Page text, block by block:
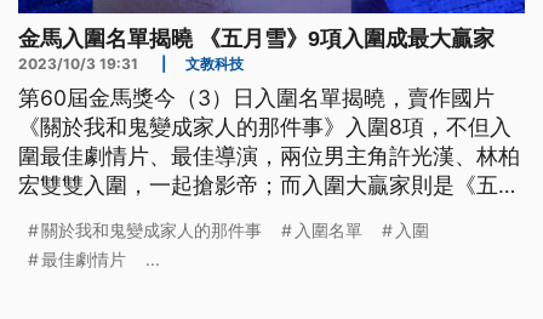
金馬入圍名單揭曉 《五月雪》9項入圍成最大贏家
2023/10/3 19:31 文教科技
第60屆金馬獎今（3）日入圍名單揭曉，賣作國片
《關於我和鬼變成家人的那件事》入圍8項，不但入
圍最佳劇情片、最佳導演，兩位男主角許光漢、林柏
宏雙雙入圍，一起搶影帝；而入圍大贏家則是《五月
關於我和鬼變成家人的那件事 入圍名單
入圍
最佳劇情片
...